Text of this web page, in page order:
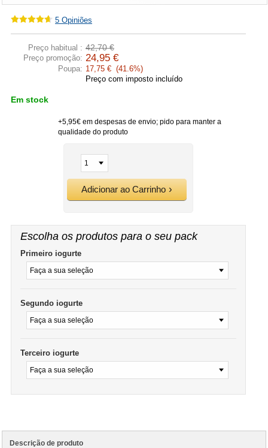
5 Opiniões
Preço habitual : 42,70 €
Preço promoção: 24,95 €
Poupa: 17,75 € (41.6%)
Preço com imposto incluído
Em stock
+5,95€ em despesas de envio; pido para manter a
qualidade do produto
Adicionar ao Carrinho
Escolha os produtos para o seu pack
Primeiro iogurte
Segundo iogurte
Terceiro iogurte
Descrição de produto